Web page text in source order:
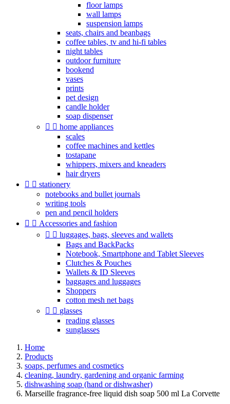
floor lamps
wall lamps
suspension lamps
seats, chairs and beanbags
coffee tables, tv and hi-fi tables
night tables
outdoor furniture
bookend
vases
prints
pet design
candle holder
soap dispenser
  home appliances
scales
coffee machines and kettles
tostapane
whippers, mixers and kneaders
hair dryers
  stationery
notebooks and bullet journals
writing tools
pen and pencil holders
  Accessories and fashion
  luggages, bags, sleeves and wallets
Bags and BackPacks
Notebook, Smartphone and Tablet Sleeves
Clutches & Pouches
Wallets & ID Sleeves
baggages and luggages
Shoppers
cotton mesh net bags
  glasses
reading glasses
sunglasses
Home
Products
soaps, perfumes and cosmetics
cleaning, laundry, gardening and organic farming
dishwashing soap (hand or dishwasher)
Marseille fragrance-free liquid dish soap 500 ml La Corvette